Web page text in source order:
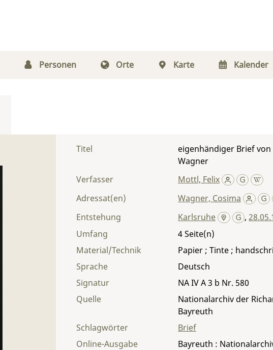
Personen Orte Karte Kalender
Titel
eigenhändiger Brief
Wagner
Verfasser
Mottl, Felix
Adressat(en)
Wagner, Cosima
Entstehung
Karlsruhe ,
Umfang
4
Material/Technik
Papier ; Tinte ;
Sprache
Deutsch
Signatur
NA IV A 3 b Nr. 580
Quelle
Nationalarchiv der
Bayreuth
Schlagwörter
Brief
Online-Ausgabe
Bayreuth :